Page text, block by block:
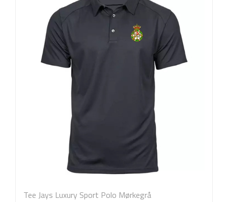
Tee Jays Luxury Sport Polo Mørkegrå